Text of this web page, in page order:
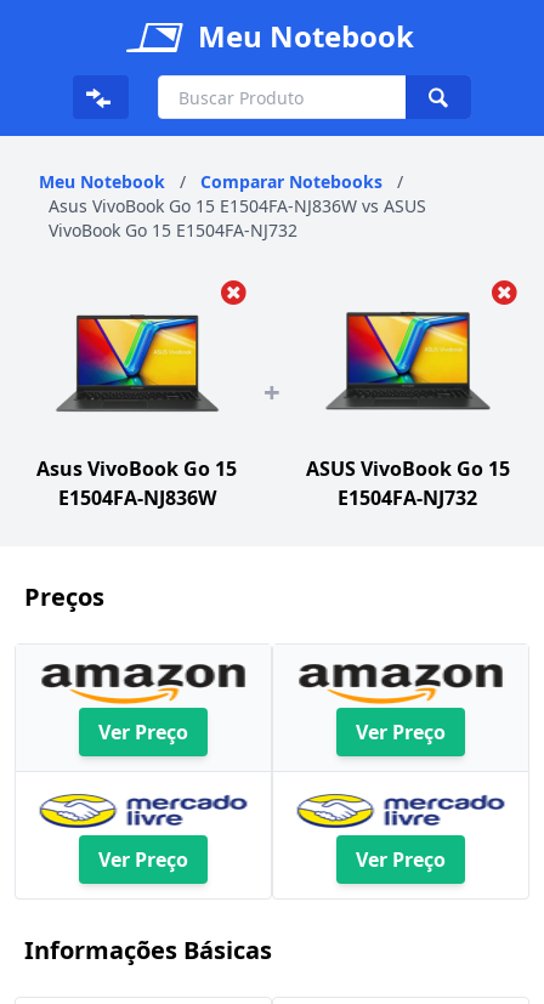
Meu Notebook
Meu Notebook / Comparar Notebooks
/
Asus VivoBook Go 15 E1504FA-NJ836W vs ASUS
VivoBook Go 15 E1504FA-NJ732
Asus VivoBook Go 15
E1504FA-NJ836W
+
ASUS VivoBook Go 15
E1504FA-NJ732
Preços
Ver Preço
Ver Preço
Ver Preço
Ver Preço
Informações Básicas